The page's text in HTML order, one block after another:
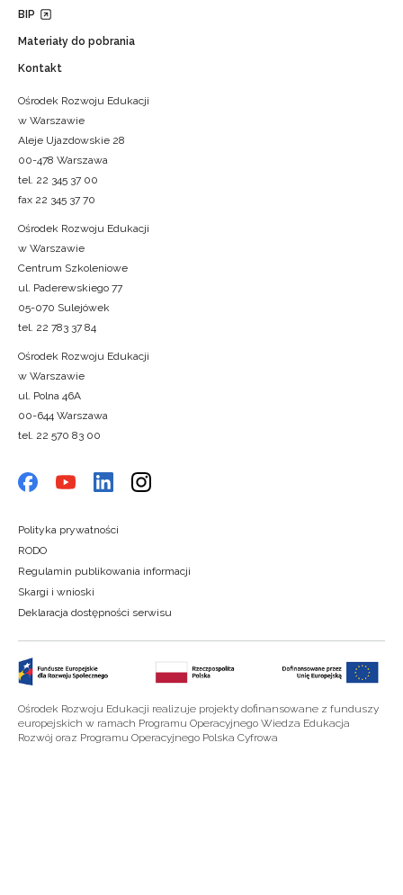
BIP
Materiały do pobrania
Kontakt
Ośrodek Rozwoju Edukacji
w Warszawie
Aleje Ujazdowskie 28
00-478 Warszawa
tel. 22 345 37 00
fax 22 345 37 70
Ośrodek Rozwoju Edukacji
w Warszawie
Centrum Szkoleniowe
ul. Paderewskiego 77
05-070 Sulejówek
tel. 22 783 37 84
Ośrodek Rozwoju Edukacji
w Warszawie
ul. Polna 46A
00-644 Warszawa
tel. 22 570 83 00
Polityka prywatności
RODO
Regulamin publikowania informacji
Skargi i wnioski
Deklaracja dostępności serwisu
Ośrodek Rozwoju Edukacji realizuje projekty dofinansowane z funduszy
europejskich w ramach Programu Operacyjnego Wiedza Edukacja
Rozwój oraz Programu Operacyjnego Polska Cyfrowa